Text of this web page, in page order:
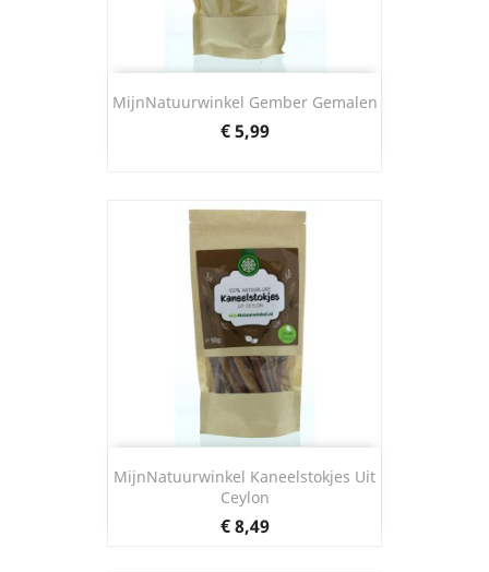
MijnNatuurwinkel Gember Gemalen
Prijs
€ 5,99
MijnNatuurwinkel Kaneelstokjes Uit
Ceylon
Prijs
€ 8,49